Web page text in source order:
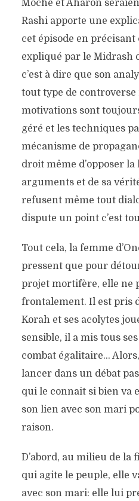
Moché et Aharon
Rashi apporte une
cet épisode en précisant
expliqué par le Midrash
c’est à dire que son
tout type de controverse
motivations sont
géré et les techniques
mécanisme de
droit même d’opposer la
arguments et de sa
refusent même tout
dispute un point c’est
Tout cela, la femme
pressent que pour
projet mortifère, elle ne
frontalement. Il est pris
Korah et ses acolytes
sensible, il a mis tous
combat égalitaire…
lancer dans un débat
qui le connait si bien va
son lien avec son mari
raison.
D’abord, au milieu de
qui agite le peuple, elle
avec son mari: elle lui